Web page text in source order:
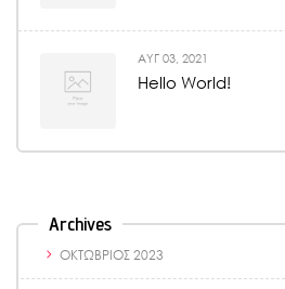
ΑΥΓ 03, 2021
Hello World!
Archives
ΟΚΤΏΒΡΙΟΣ 2023